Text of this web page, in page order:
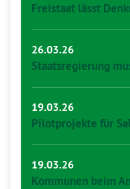
Freistaat lässt
26.03.26
Staatsregierung
19.03.26
Pilotprojekte für
19.03.26
Kommunen beim